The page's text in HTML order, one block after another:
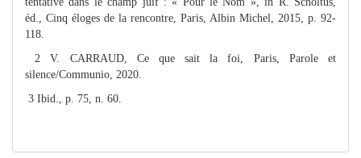
éd., Cinq éloges de la rencontre, Paris, Albin Michel, 2015, p. 92-
118.
2 V. CARRAUD, Ce que sait la foi, Paris, Parole et
silence/Communio, 2020.
3 Ibid., p. 75, n. 60.